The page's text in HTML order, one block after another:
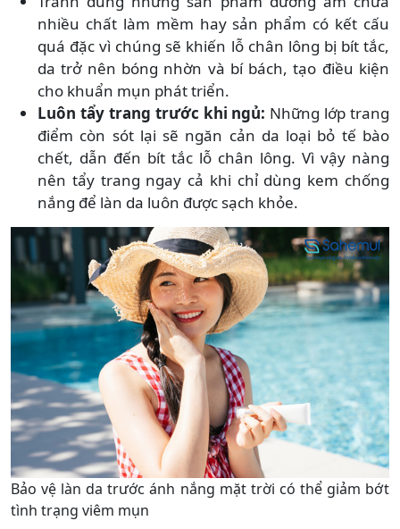
nhiều chất làm mềm hay sản phẩm có kết cấu
quá đặc vì chúng sẽ khiến lỗ chân lông bị bít tắc,
da trở nên bóng nhờn và bí bách, tạo điều kiện
cho khuẩn mụn phát triển.
Luôn tẩy trang trước khi ngủ: Những lớp trang
điểm còn sót lại sẽ ngăn cản da loại bỏ tế bào
chết, dẫn đến bít tắc lỗ chân lông. Vì vậy nàng
nên tẩy trang ngay cả khi chỉ dùng kem chống
nắng để làn da luôn được sạch khỏe.
Bảo vệ làn da trước ánh nắng mặt trời có thể giảm bớt
tình trạng viêm mụn